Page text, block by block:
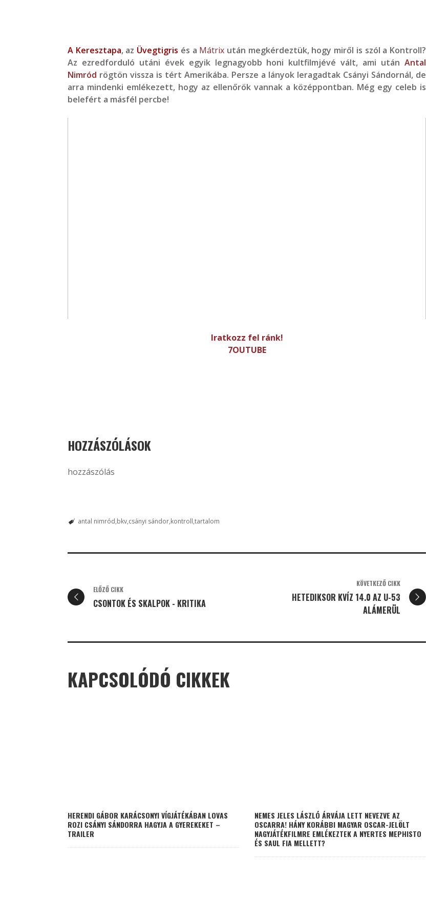
A Keresztapa, az Üvegtigris és a Mátrix után megkérdeztük, hogy miről is szól a Kontroll?
Az ezredforduló utáni évek egyik legnagyobb honi kultfilmjévé vált, ami után Antal
Nimród rögtön vissza is tért Amerikába. Persze a lányok leragadtak Csányi Sándornál, de
arra mindenki emlékezett, hogy az ellenőrök vannak a középpontban. Még egy celeb is
belefért a másfél percbe!
Iratkozz fel ránk!
7OUTUBE
HOZZÁSZÓLÁSOK
hozzászólás
antal nimród bkv csányi sándor kontroll tartalom
ELŐZŐ CIKK
CSONTOK ÉS SKALPOK - KRITIKA
KÖVETKEZŐ CIKK
HETEDIKSOR KVÍZ 14.0 AZ U-53
ALÁMERÜL
KAPCSOLÓDÓ CIKKEK
HERENDI GÁBOR KARÁCSONYI VÍGJÁTÉKÁBAN LOVAS
ROZI CSÁNYI SÁNDORRA HAGYJA A GYEREKEKET –
TRAILER
NEMES JELES LÁSZLÓ ÁRVÁJA LETT NEVEZVE AZ
OSCARRA! HÁNY KORÁBBI MAGYAR OSCAR-JELÖLT
NAGYJÁTÉKFILMRE EMLÉKEZTEK A NYERTES MEPHISTO
ÉS SAUL FIA MELLETT?